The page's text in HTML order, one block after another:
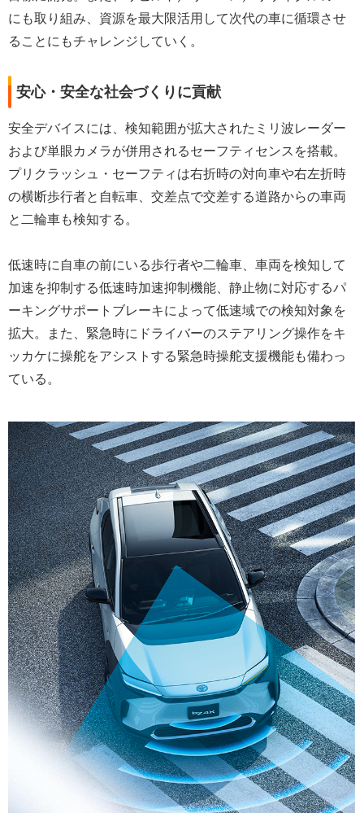
にも取り組み、資源を最大限活用して次代の車に循環させ
ることにもチャレンジしていく。
安心・安全な社会づくりに貢献
安全デバイスには、検知範囲が拡大されたミリ波レーダー
および単眼カメラが併用されるセーフティセンスを搭載。
プリクラッシュ・セーフティは右折時の対向車や右左折時
の横断歩行者と自転車、交差点で交差する道路からの車両
と二輪車も検知する。
低速時に自車の前にいる歩行者や二輪車、車両を検知して
加速を抑制する低速時加速抑制機能、静止物に対応するパ
ーキングサポートブレーキによって低速域での検知対象を
拡大。また、緊急時にドライバーのステアリング操作をキ
ッカケに操舵をアシストする緊急時操舵支援機能も備わっ
ている。